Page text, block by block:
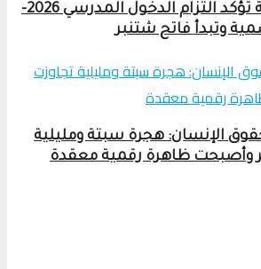
وزارة التربية الوطنية تؤكد التزام الدخول المدرسي 2026-
الإنسان: هجرة سبتة ومليلية
وأصبحت ظاهرة رقمية معقدة